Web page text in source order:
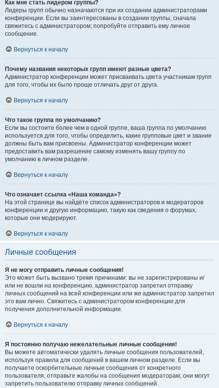
Как мне стать лидером группы?
Лидеры групп обычно назначаются при их создании администраторами
конференции. Если вы заинтересованы в создании группы, сначала
свяжитесь с администратором; попробуйте отправить ему личное
сообщение.
Вернуться к началу
Почему названия некоторых групп имеют разные цвета?
Администратор конференции может присваивать цвета участникам групп
для того, чтобы их было проще отличать друг от друга.
Вернуться к началу
Что такое группа по умолчанию?
Если вы состоите более чем в одной группе, ваша группа по умолчанию
используется для того, чтобы определить, какие групповые цвет и звание
должны быть вам присвоены. Администратор конференции может
предоставить вам разрешение самому изменять вашу группу по
умолчанию в личном разделе.
Вернуться к началу
Что означает ссылка «Наша команда»?
На этой странице вы найдёте список администраторов и модераторов
конференции и другую информацию, такую как сведения о форумах,
которые они модерируют.
Вернуться к началу
Личные сообщения
Я не могу отправить личные сообщения!
Это может быть вызвано тремя причинами: вы не зарегистрированы и/
или не вошли на конференцию, администратор запретил отправку
личных сообщений на всей конференции или же администратор запретил
это вам лично. Свяжитесь с администратором конференции для
получения дополнительной информации.
Вернуться к началу
Я постоянно получаю нежелательные личные сообщения!
Вы можете автоматически удалять личные сообщения пользователей,
используя правила для сообщений в вашем личном разделе. Если вы
получаете оскорбительные личные сообщения от конкретного
пользователя, отправьте жалобы на сообщения модераторам; они могут
запретить пользователю отправку личных сообщений.